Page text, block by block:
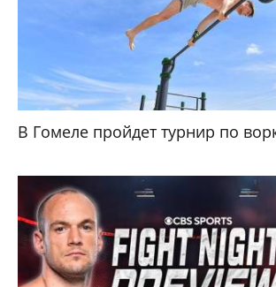
В Гомеле пройдет турнир по